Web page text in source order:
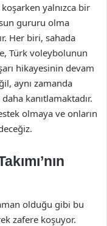
yalnızca bir
gururu olma
Her biri, sahada
Türk voleybolunun
hikayesinin devam
aynı zamanda
kanıtlamaktadır.
olmaya ve onların
olduğu gibi bu
zafere koşuyor.